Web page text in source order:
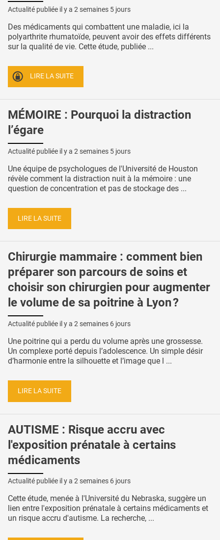
Actualité publiée il y a 2 semaines 5 jours
Des médicaments qui combattent une maladie, ici la
polyarthrite rhumatoïde, peuvent avoir des effets différents
sur la qualité de vie. Cette étude, publiée ...
LIRE LA SUITE
MÉMOIRE : Pourquoi la distraction
l’égare
Actualité publiée il y a 2 semaines 5 jours
Une équipe de psychologues de l'Université de Houston
révèle comment la distraction nuit à la mémoire : une
question de concentration et pas de stockage des ...
LIRE LA SUITE
Chirurgie mammaire : comment bien
préparer son parcours de soins et
choisir son chirurgien pour augmenter
le volume de sa poitrine à Lyon ?
Actualité publiée il y a 2 semaines 6 jours
Une poitrine qui a perdu du volume après une grossesse.
Un complexe porté depuis l’adolescence. Un simple désir
d’harmonie entre la silhouette et l’image que l ...
LIRE LA SUITE
AUTISME : Risque accru avec
l'exposition prénatale à certains
médicaments
Actualité publiée il y a 2 semaines 6 jours
Cette étude, menée à l'Université du Nebraska, suggère un
lien entre l'exposition prénatale à certains médicaments et
un risque accru d'autisme. La recherche, ...